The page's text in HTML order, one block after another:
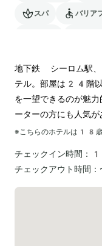
スパ バリア
地下鉄 シーロム駅
テル。部屋は24階以
を一望できるのが魅
ーターの方にも人気が
※こちらのホテルは 18
チェックイン時間：
チェックアウト時間：